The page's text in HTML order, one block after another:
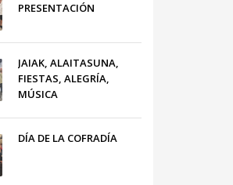
PRESENTACIÓN
JAIAK, ALAITASUNA,
FIESTAS, ALEGRÍA,
MÚSICA
DÍA DE LA COFRADÍA